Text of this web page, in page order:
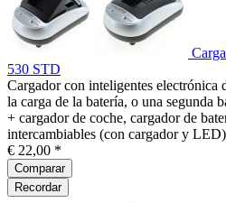
530 STD
Cargador con inteligentes electrónica
la carga de la batería, o una segunda
+ cargador de coche, cargador de
intercambiables (con cargador y
€ 22,00 *
Comparar
Recordar